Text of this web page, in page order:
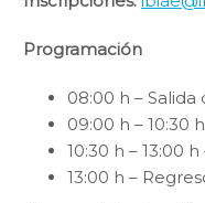
Programación
08:00 h –
09:00 h – 10:30
10:30 h – 13:00
13:00 h –